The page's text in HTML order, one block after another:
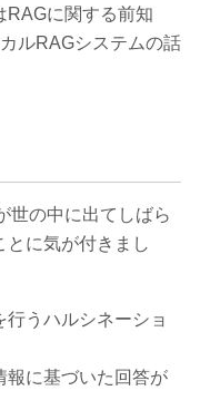
RAGに関する前知
ルRAGシステムの話
世の中に出てしばら
とに気が付きまし
うハルシネーショ
報に基づいた回答が